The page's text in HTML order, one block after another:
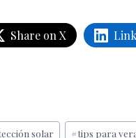
Share on X
solar #tips para